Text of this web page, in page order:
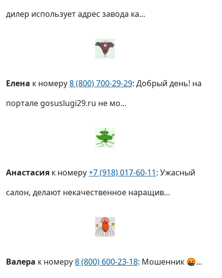
дилер использует адрес завода ка...
Елена к номеру8 (800) 700-29-29: Добрый день! на
портале gosuslugi29.ru не мо...
Анастасия к номеру+7 (918) 017-60-11: Ужасный
салон, делают некачественное наращив...
Валера к номеру8 (800) 600-23-18: Мошенник 🤬...